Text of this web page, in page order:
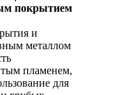
покрытием
и
металлом
пламенем,
для